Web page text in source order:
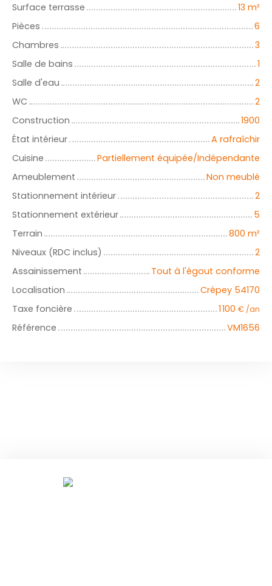
Surface terrasse
13 m²
Pièces
6
Chambres
3
Salle de bains
1
Salle d'eau
2
WC
2
Construction
1900
État intérieur
A rafraîchir
Cuisine
Partiellement équipée/Indépendante
Ameublement
Non meublé
Stationnement intérieur
2
Stationnement extérieur
5
Terrain
800 m²
Niveaux (RDC inclus)
2
Assainissement
Tout à l'égout conforme
Localisation
Crépey 54170
Taxe foncière
1 100 € /an
Référence VM1656